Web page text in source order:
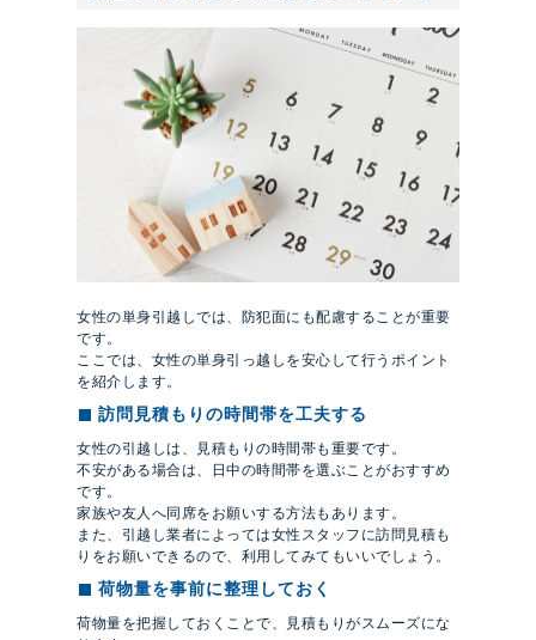
女性の単身引越しでは、防犯面にも配慮することが重要
です。
ここでは、女性の単身引っ越しを安心して行うポイント
を紹介します。
訪問見積もりの時間帯を工夫する
女性の引越しは、見積もりの時間帯も重要です。
不安がある場合は、日中の時間帯を選ぶことがおすすめ
です。
家族や友人へ同席をお願いする方法もあります。
また、引越し業者によっては女性スタッフに訪問見積も
りをお願いできるので、利用してみてもいいでしょう。
荷物量を事前に整理しておく
荷物量を把握しておくことで、見積もりがスムーズにな